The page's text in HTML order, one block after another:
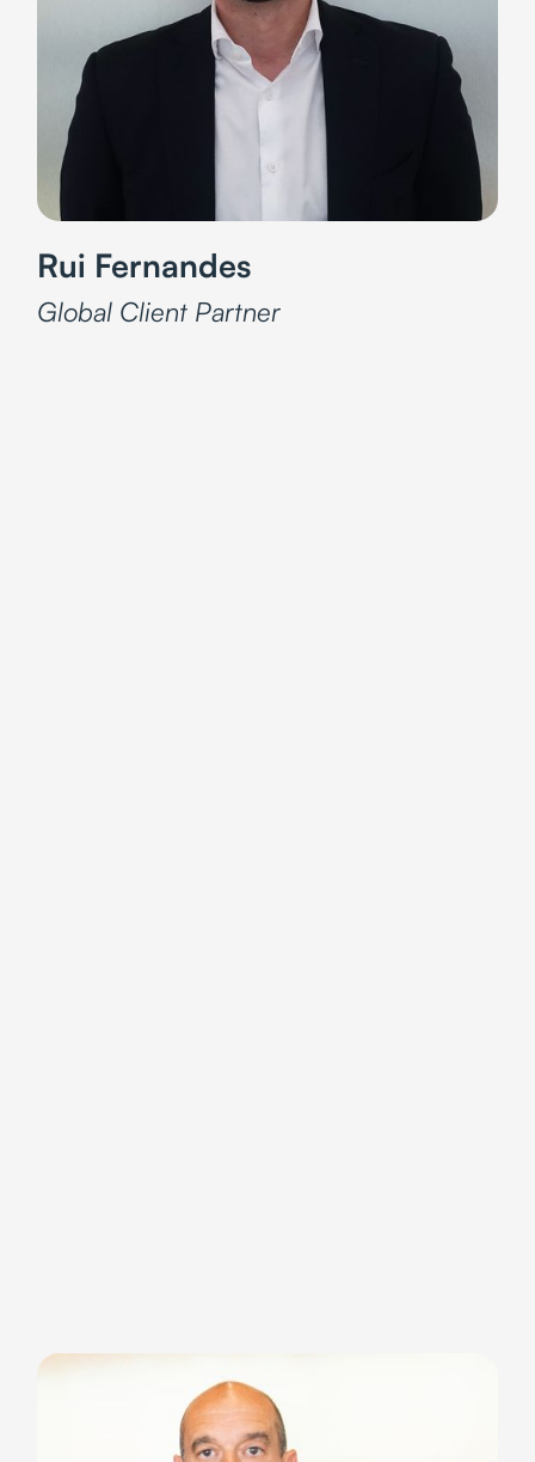
Rui Fernandes
Global Client Partner